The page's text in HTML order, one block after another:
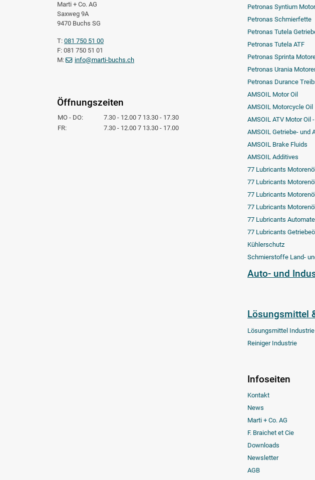
Marti + Co. AG
Saxweg 9A
9470 Buchs SG
T: 081 750 51 00
F: 081 750 51 01
M:
info@marti-buchs.ch
Öffnungszeiten
MO - DO:
7.30 - 12.00 7 13.30 - 17.30
FR:
7.30 - 12.00 7 13.30 - 17.00
Petronas Syntium
Petronas Schmierfette
Petronas Tutela
Petronas Tutela ATF
Petronas Sprinta
Petronas Urania
Petronas Durance
AMSOIL Motor Oil
AMSOIL Motorcycle Oil
AMSOIL ATV Motor Oil
AMSOIL Getriebe- und
AMSOIL Brake Fluids
AMSOIL Additives
77 Lubricants
77 Lubricants
77 Lubricants
77 Lubricants
77 Lubricants
77 Lubricants
Kühlerschutz
Schmierstoffe Land-
Auto- und
Lösungsmittel
Lösungsmittel Industrie
Reiniger Industrie
Infoseiten
Kontakt
News
Marti + Co. AG
F. Braichet et Cie
Downloads
Newsletter
AGB